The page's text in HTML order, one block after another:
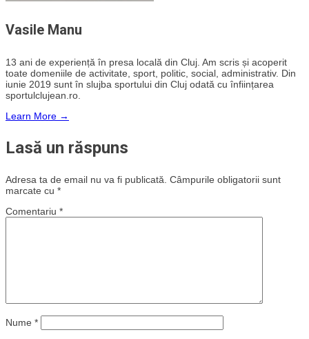
Vasile Manu
13 ani de experiență în presa locală din Cluj. Am scris și acoperit
toate domeniile de activitate, sport, politic, social, administrativ. Din
iunie 2019 sunt în slujba sportului din Cluj odată cu înființarea
sportulclujean.ro.
Learn More →
Lasă un răspuns
Adresa ta de email nu va fi publicată. Câmpurile obligatorii sunt
marcate cu *
Comentariu *
Nume *